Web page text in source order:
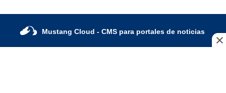
Mustang Cloud - CMS para portales de noticias